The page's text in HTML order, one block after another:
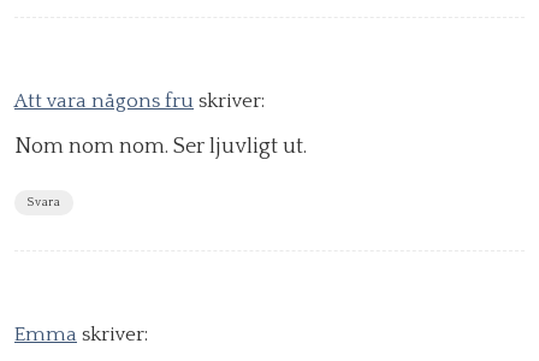
Att vara någons fru skriver:
Nom nom nom. Ser ljuvligt ut.
Svara
Emma skriver: